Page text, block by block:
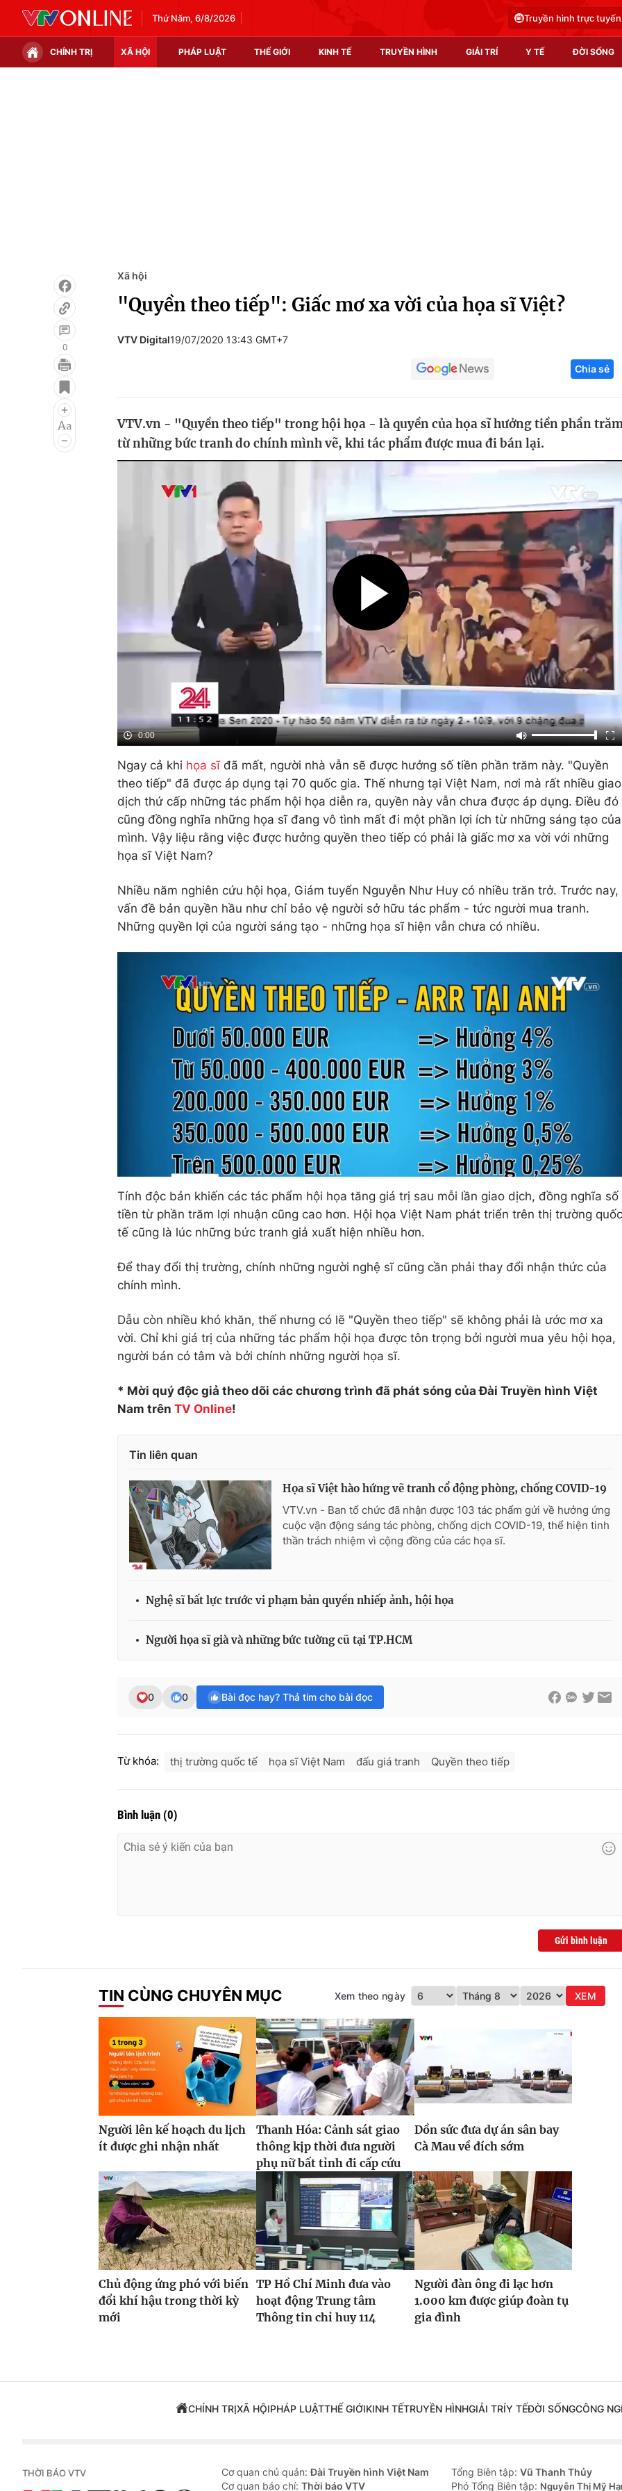
Thứ Năm, 6/8/2026 Truyền hình trực tuyến
CHÍNH TRỊ XÃ HỘI PHÁP LUẬT THẾ GIỚI KINH TẾ TRUYỀN HÌNH GIẢI TRÍ Y TẾ ĐỜI SỐNG
Infographic
Điện ảnh
Âm nhạc
Làm đẹp
Chất lượng cuộc sống
Học trực tuyến
Công nghệ
Sản phẩm
Thị trường
Tư vấn
0
Xã hội
"Quyền theo tiếp": Giấc mơ xa vời của họa sĩ Việt?
VTV Digital19/07/2020 13:43 GMT+7
Chia sẻ
VTV.vn - "Quyền theo tiếp" trong hội họa - là quyền của họa sĩ hưởng tiền phần
từ những bức tranh do chính mình vẽ, khi tác phẩm được mua đi bán lại.
0:00
Ngay cả khi họa sĩđã mất, người nhà vẫn sẽ được hưởng số tiền phần trăm này. "Quyền
theo tiếp" đã được áp dụng tại 70 quốc gia. Thế nhưng tại Việt Nam, nơi mà rất nhiều giao
dịch thứ cấp những tác phẩm hội họa diễn ra, quyền này vẫn chưa được áp dụng. Điều đó
cũng đồng nghĩa những họa sĩ đang vô tình mất đi một phần lợi ích từ những sáng tạo của
mình. Vậy liệu rằng việc được hưởng quyền theo tiếp có phải là giấc mơ xa vời với những
họa sĩ Việt Nam?
Nhiều năm nghiên cứu hội họa, Giám tuyển Nguyễn Như Huy có nhiều trăn trở. Trước nay,
vấn đề bản quyền hầu như chỉ bảo vệ người sở hữu tác phẩm - tức người mua tranh.
Những quyền lợi của người sáng tạo - những họa sĩ hiện vẫn chưa có nhiều.
Tính độc bản khiến các tác phẩm hội họa tăng giá trị sau mỗi lần giao dịch, đồng nghĩa số
tiền từ phần trăm lợi nhuận cũng cao hơn. Hội họa Việt Nam phát triển trên thị trường quốc
tế cũng là lúc những bức tranh giả xuất hiện nhiều hơn.
Để thay đổi thị trường, chính những người nghệ sĩ cũng cần phải thay đổi nhận thức của
chính mình.
Dẫu còn nhiều khó khăn, thế nhưng có lẽ "Quyền theo tiếp" sẽ không phải là ước mơ xa
vời. Chỉ khi giá trị của những tác phẩm hội họa được tôn trọng bởi người mua yêu hội họa,
người bán có tâm và bởi chính những người họa sĩ.
* Mời quý độc giả theo dõi các chương trình đã phát sóng của Đài Truyền hình Việt
Nam trên TV Online!
Tin liên quan
Họa sĩ Việt hào hứng vẽ tranh cổ động phòng, chống COVID-19
VTV.vn - Ban tổ chức đã nhận được 103 tác phẩm gửi về hưởng ứng
cuộc vận động sáng tác phòng, chống dịch COVID-19, thể hiện tinh
thần trách nhiệm vì cộng đồng của các họa sĩ.
Nghệ sĩ bất lực trước vi phạm bản quyền nhiếp ảnh, hội họa
Người họa sĩ già và những bức tường cũ tại TP.HCM
0 0 Bài đọc hay? Thả tim cho bài đọc
Từ khóa: thị trường quốc tế họa sĩ Việt Nam đấu giá tranh Quyền theo tiếp
Bình luận (0)
Gửi bình luận
TIN CÙNG CHUYÊN MỤC Xem theo ngày XEM
Người lên kế hoạch du lịch
ít được ghi nhận nhất
Thanh Hóa: Cảnh sát giao
thông kịp thời đưa người
phụ nữ bất tỉnh đi cấp cứu
Dồn sức đưa dự án sân bay
Cà Mau về đích sớm
Chủ động ứng phó với biến
đổi khí hậu trong thời kỳ
mới
TP Hồ Chí Minh đưa vào
hoạt động Trung tâm
Thông tin chỉ huy 114
Người đàn ông đi lạc hơn
1.000 km được giúp đoàn tụ
gia đình
CHÍNH TRỊXÃ HỘIPHÁP LUẬTTHẾ GIỚIKINH TẾTRUYỀN HÌNHGIẢI TRÍY TẾĐỜI SỐNGCÔNG
THỜI BÁO VTV Cơ quan chủ quản:Đài Truyền hình Việt Nam
Cơ quan báo chí: Thời báo VTV
Tổng Biên tập: Vũ Thanh Thủy
Phó Tổng Biên tập: Nguyễn Thị Mỹ